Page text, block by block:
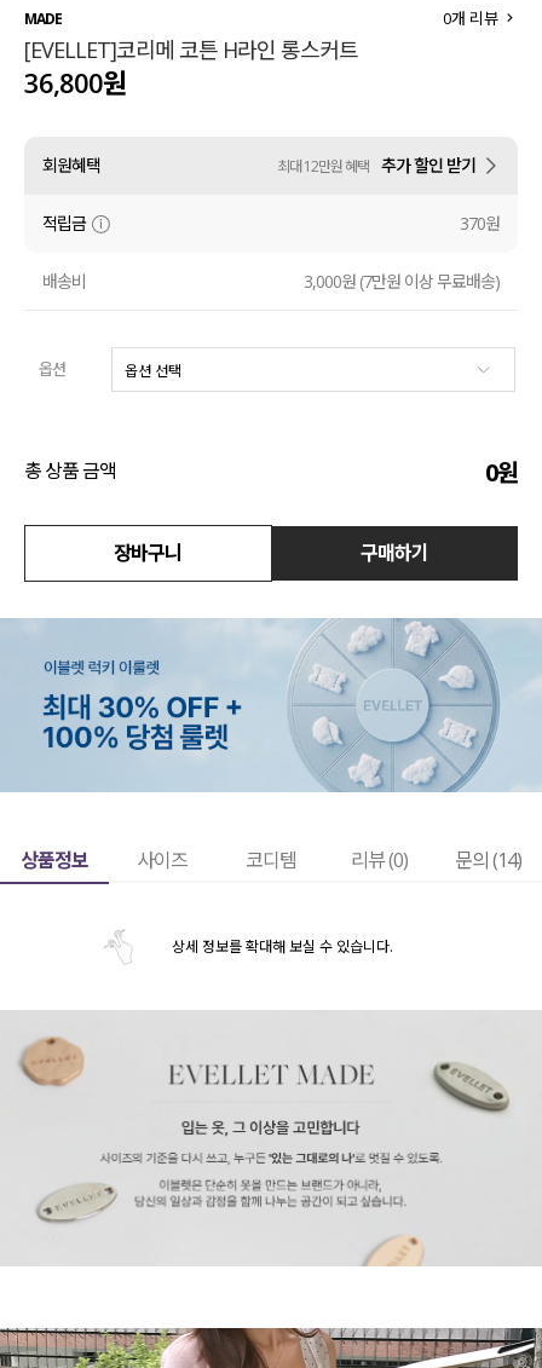
티셔츠
셔츠
원피스
니트
언더웨어
MADE
[EVELLET]코리메 코튼 H라인 롱스커트
0개 리뷰
36,800원
회원혜택 최대 12만원 혜택 추가 할인 받기
적립금 370원
배송비 3,000원 (7만원 이상 무료배송)
옵션
총 상품 금액 0원
장바구니 구매하기
상품정보 사이즈 코디템 리뷰 (0) 문의 (14)
상세 정보를 확대해 보실 수 있습니다.